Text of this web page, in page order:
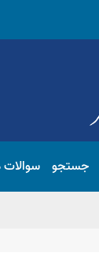
جستجو سوالات